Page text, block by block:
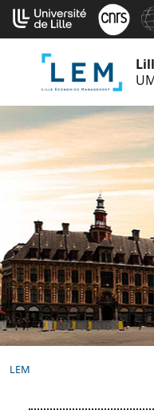
Aller
au
contenu
LEM
Cookies management